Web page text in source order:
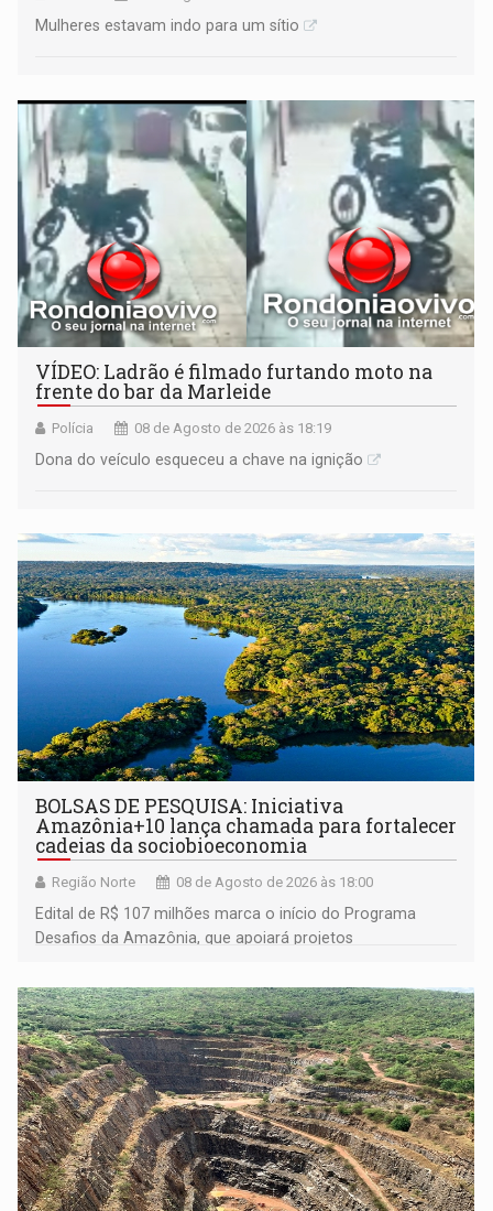
Mulheres estavam indo para um sítio
VÍDEO: Ladrão é filmado furtando moto na
frente do bar da Marleide
Polícia 08 de Agosto de 2026 às 18:19
Dona do veículo esqueceu a chave na ignição
BOLSAS DE PESQUISA: Iniciativa
Amazônia+10 lança chamada para fortalecer
cadeias da sociobioeconomia
Região Norte 08 de Agosto de 2026 às 18:00
Edital de R$ 107 milhões marca o início do Programa
Desafios da Amazônia, que apoiará projetos
submissão de pré-propostas poderá ser feita até 1º de
setembro